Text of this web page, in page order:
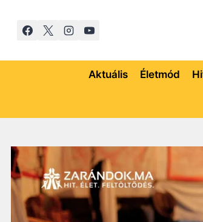
Aktuális Életmód